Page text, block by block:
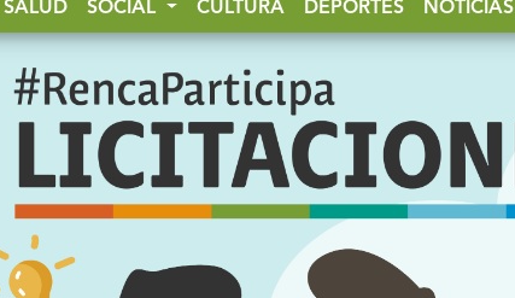
SALUD SOCIAL CULTURA DEPORTES NOTICIAS